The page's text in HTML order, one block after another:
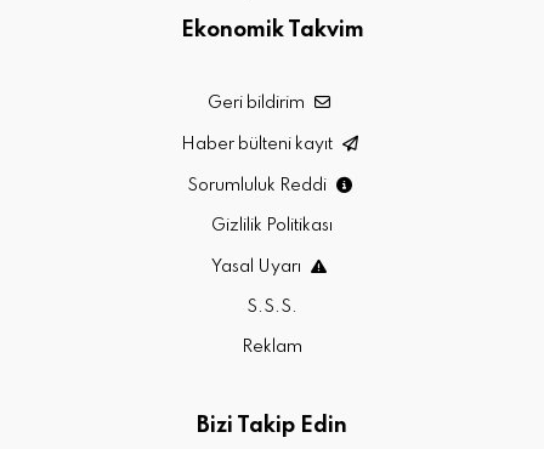
Ekonomik Takvim
Geri bildirim
Haber bülteni kayıt
Sorumluluk Reddi
Gizlilik Politikası
Yasal Uyarı
S.S.S.
Reklam
Bizi Takip Edin